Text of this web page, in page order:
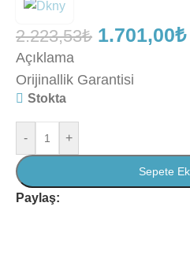
2.223,53₺ 1.701,00₺
Açıklama
Orijinallik Garantisi
Stokta
- +
Sepete
Paylaş: